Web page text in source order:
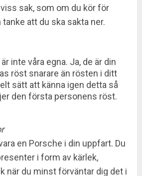
sak, som om du kör för
att du ska sakta ner.
inte våra egna. Ja, de är din
röst snarare än rösten i ditt
sätt att känna igen detta så
den första personens röst.
en Porsche i din uppfart. Du
i form av kärlek,
när du minst förväntar dig det i